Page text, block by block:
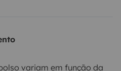
variam em função da